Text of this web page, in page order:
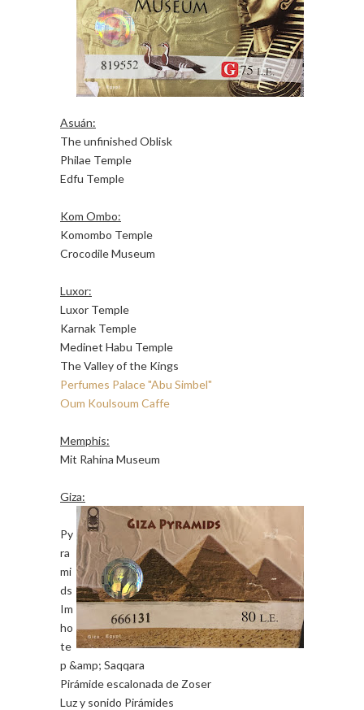
Asuán:
The unfinished Oblisk
Philae Temple
Edfu Temple
Kom Ombo:
Komombo Temple
Crocodile Museum
Luxor:
Luxor Temple
Karnak Temple
Medinet Habu Temple
The Valley of the Kings
Perfumes Palace "Abu Simbel"
Oum Koulsoum Caffe
Memphis:
Mit Rahina Museum
Giza:
Py
ra
mi
ds
Im
ho
te
p &amp; Saqqara
Pirámide escalonada de Zoser
Luz y sonido Pirámides